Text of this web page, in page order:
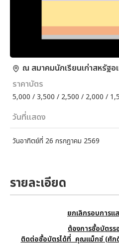
ณ สมาคมนักเรียนเก่าสหรัฐอ
ราคาบัตร
5,000 / 3,500 / 2,500 / 2,000 /
วันที่แสดง
วันอาทิตย์ที่ 26 กรกฎาคม 2569
รายละเอียด
ยกเลิกรอบการแ
ต้องการซื้อบัตร
ติดต่อซื้อบัตรได้ที่ คุณแม็กซ์ (ศัก